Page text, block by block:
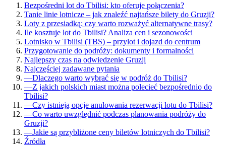
Bezpośredni lot do Tbilisi: kto oferuje połączenia?
Tanie linie lotnicze – jak znaleźć najtańsze bilety do Gruzji?
Loty z przesiadką: czy warto rozważyć alternatywne trasy?
Ile kosztuje lot do Tbilisi? Analiza cen i sezonowości
Lotnisko w Tbilisi (TBS) – przylot i dojazd do centrum
Przygotowanie do podróży: dokumenty i formalności
Najlepszy czas na odwiedzenie Gruzji
Najczęściej zadawane pytania
—Dlaczego warto wybrać się w podróż do Tbilisi?
—Z jakich polskich miast można polecieć bezpośrednio do
Tbilisi?
—Czy istnieją opcje anulowania rezerwacji lotu do Tbilisi?
—Co warto uwzględnić podczas planowania podróży do
Gruzji?
—Jakie są przybliżone ceny biletów lotniczych do Tbilisi?
Źródła